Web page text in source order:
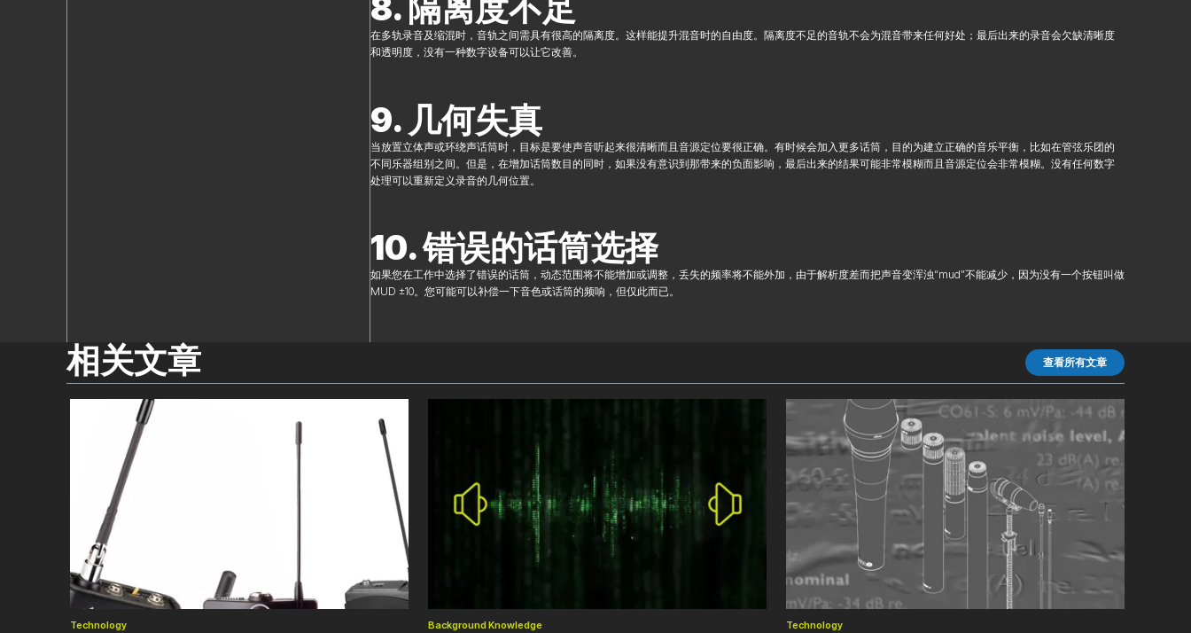
在多轨录音及缩混时，音轨之间需具有很高的隔离度。这样能提升混音时的自由度。隔离度不足的音轨不会为混音带来任何好处；最后出来的录音会欠缺清晰度
和透明度，没有一种数字设备可以让它改善。
9. 几何失真
当放置立体声或环绕声话筒时，目标是要使声音听起来很清晰而且音源定位要很正确。有时候会加入更多话筒，目的为建立正确的音乐平衡，比如在管弦乐团的
不同乐器组别之间。但是，在增加话筒数目的同时，如果没有意识到那带来的负面影响，最后出来的结果可能非常模糊而且音源定位会非常模糊。没有任何数字
处理可以重新定义录音的几何位置。
10. 错误的话筒选择
如果您在工作中选择了错误的话筒，动态范围将不能增加或调整，丢失的频率将不能外加，由于解析度差而把声音变浑浊“mud”不能减少，因为没有一个按钮叫做
MUD ±10。您可能可以补偿一下音色或话筒的频响，但仅此而已。
相关文章 查看所有文章
Technology Background Knowledge Technology